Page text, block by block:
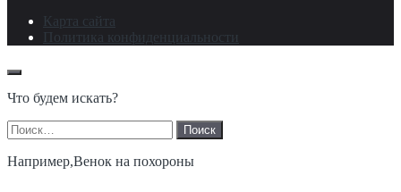
Карта сайта
Политика конфиденциальности
Что будем искать?
Найти:
Например,Венок на похороны